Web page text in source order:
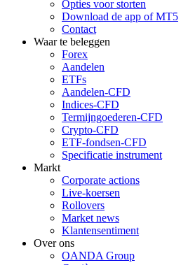
Opties voor storten
Download de app of MT5
Contact
Waar te beleggen
Forex
Aandelen
ETFs
Aandelen-CFD
Indices-CFD
Termijngoederen-CFD
Crypto-CFD
ETF-fondsen-CFD
Specificatie instrument
Markt
Corporate actions
Live-koersen
Rollovers
Market news
Klantensentiment
Over ons
OANDA Group